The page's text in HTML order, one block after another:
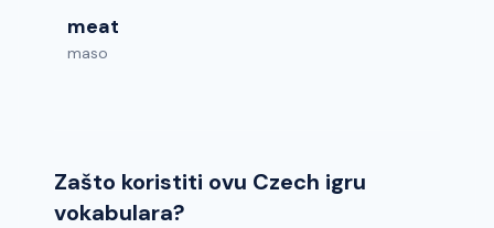
meat
maso
Zašto koristiti ovu Czech igru
vokabulara?